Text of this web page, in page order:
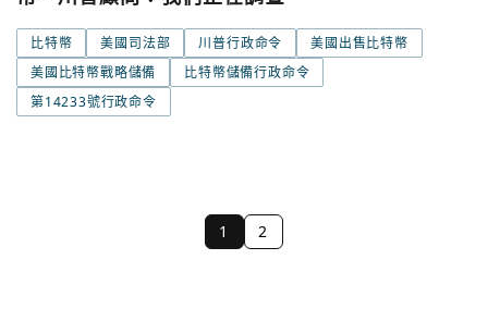
比特幣 美國司法部 川普行政命令
美國出售比特幣
美國比特幣戰略儲備
比特幣儲備行政命令
第14233號行政命令
1 2